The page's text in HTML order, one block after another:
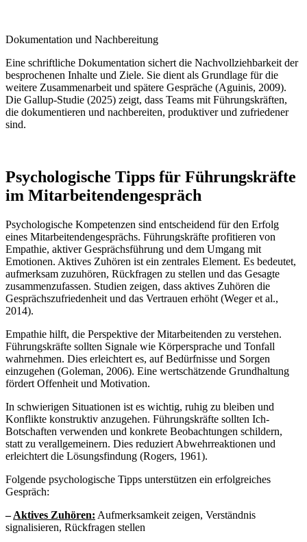
Dokumentation und Nachbereitung
Eine schriftliche Dokumentation sichert die Nachvollziehbarkeit der
besprochenen Inhalte und Ziele. Sie dient als Grundlage für die
weitere Zusammenarbeit und spätere Gespräche (Aguinis, 2009).
Die Gallup-Studie (2025) zeigt, dass Teams mit Führungskräften,
die dokumentieren und nachbereiten, produktiver und zufriedener
sind.
Psychologische Tipps für Führungskräfte
im Mitarbeitendengespräch
Psychologische Kompetenzen sind entscheidend für den Erfolg
eines Mitarbeitendengesprächs. Führungskräfte profitieren von
Empathie, aktiver Gesprächsführung und dem Umgang mit
Emotionen. Aktives Zuhören ist ein zentrales Element. Es bedeutet,
aufmerksam zuzuhören, Rückfragen zu stellen und das Gesagte
zusammenzufassen. Studien zeigen, dass aktives Zuhören die
Gesprächszufriedenheit und das Vertrauen erhöht (Weger et al.,
2014).
Empathie hilft, die Perspektive der Mitarbeitenden zu verstehen.
Führungskräfte sollten Signale wie Körpersprache und Tonfall
wahrnehmen. Dies erleichtert es, auf Bedürfnisse und Sorgen
einzugehen (Goleman, 2006). Eine wertschätzende Grundhaltung
fördert Offenheit und Motivation.
In schwierigen Situationen ist es wichtig, ruhig zu bleiben und
Konflikte konstruktiv anzugehen. Führungskräfte sollten Ich-
Botschaften verwenden und konkrete Beobachtungen schildern,
statt zu verallgemeinern. Dies reduziert Abwehrreaktionen und
erleichtert die Lösungsfindung (Rogers, 1961).
Folgende psychologische Tipps unterstützen ein erfolgreiches
Gespräch:
–Aktives Zuhören: Aufmerksamkeit zeigen, Verständnis
signalisieren, Rückfragen stellen